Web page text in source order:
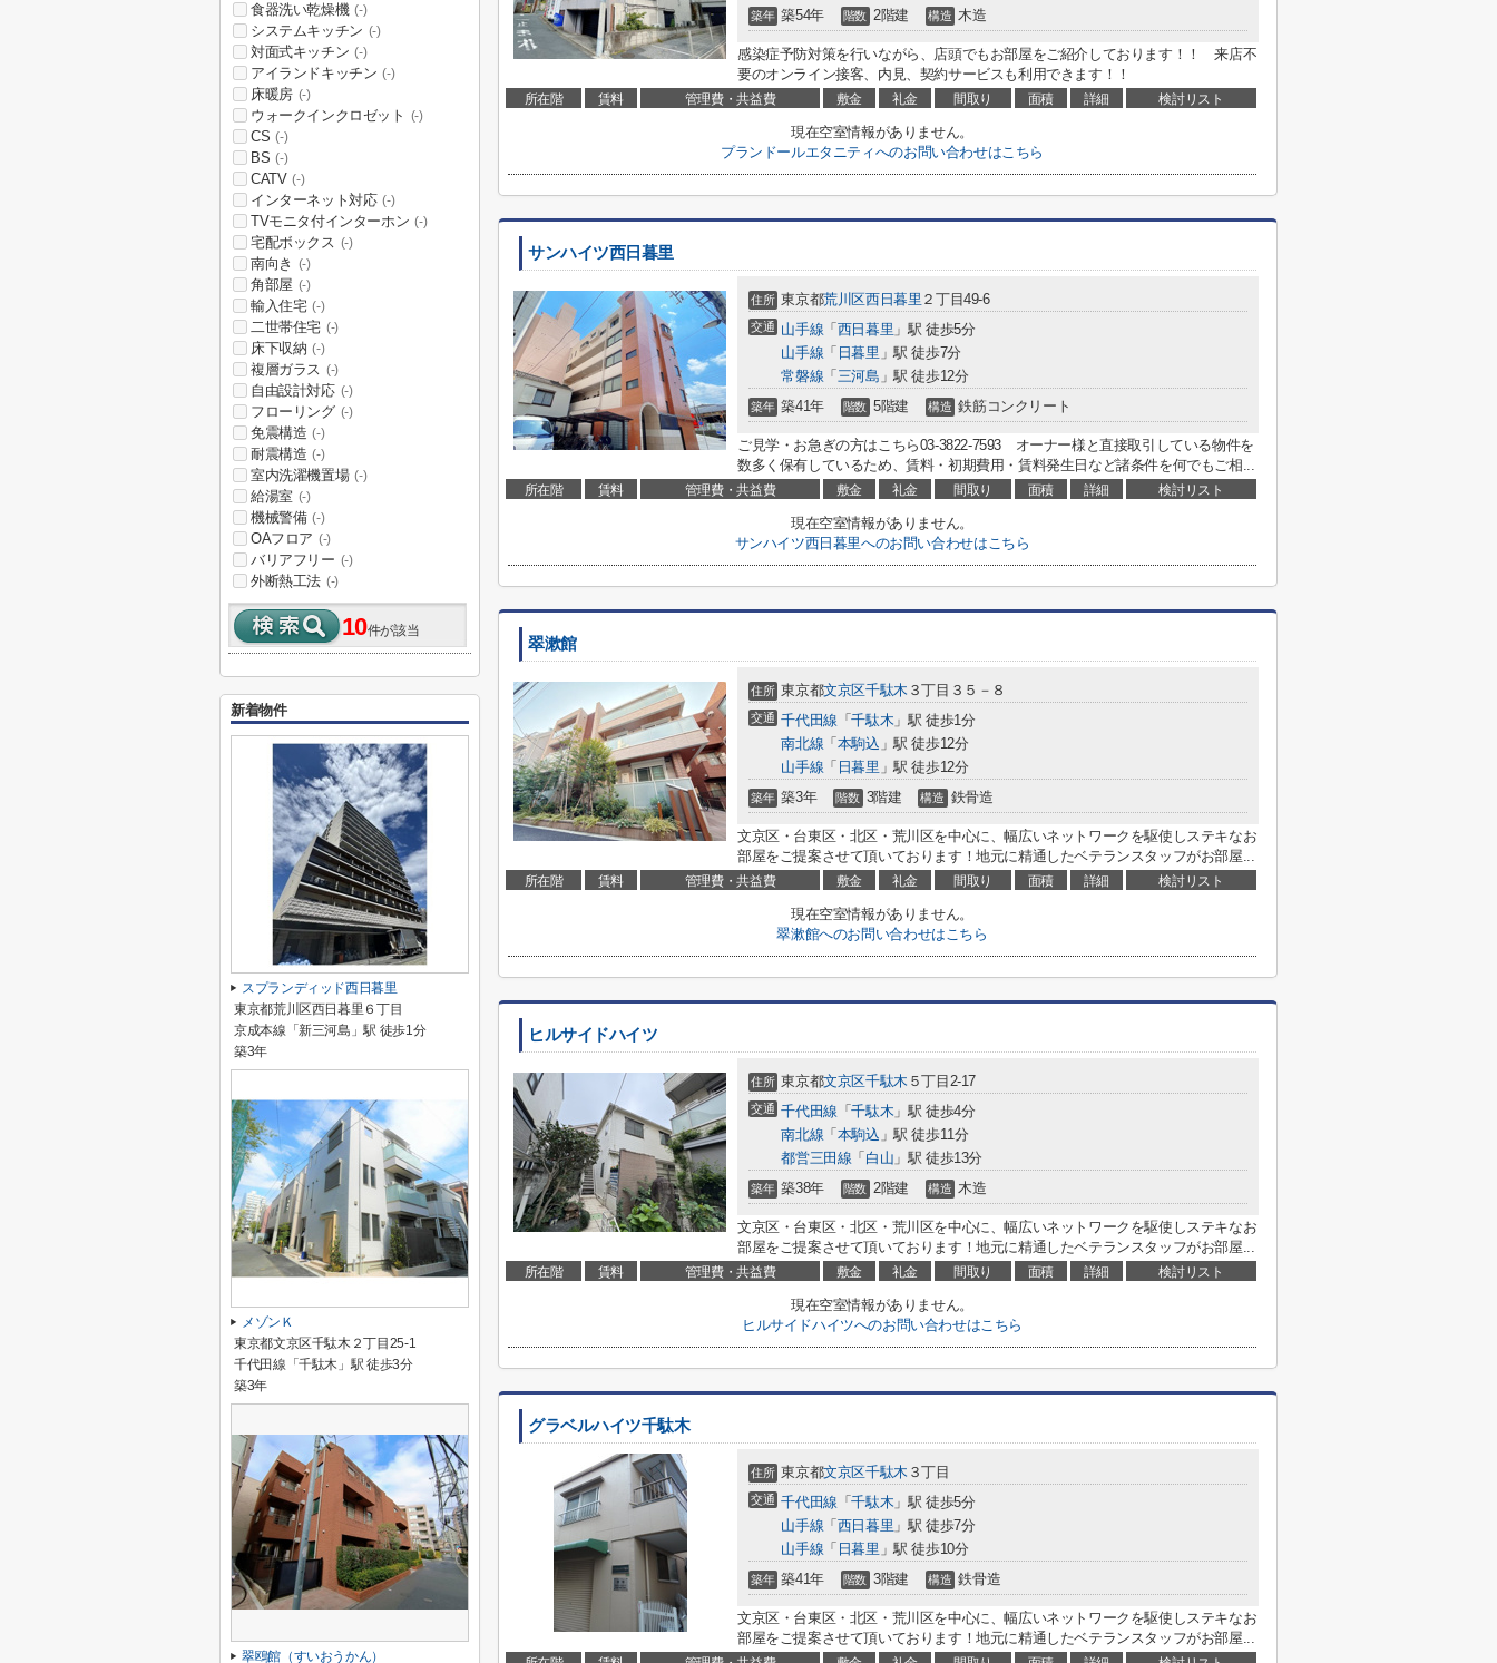
築年 築54年 階数 2階建 構造 木造
感染症予防対策を行いながら、店頭でもお部屋をご紹介しております！！ 来店不
要のオンライン接客、内見、契約サービスも利用できます！！
所在階 賃料 管理費・共益費 敷金 礼金 間取り 面積 詳細 検討リスト
現在空室情報がありません。
プランドールエタニティへのお問い合わせはこちら
サンハイツ西日暮里
住所 東京都荒川区西日暮里 ２丁目49-6
交通 山手線 「 西日暮里 」駅 徒歩5分
山手線 「 日暮里 」駅 徒歩7分
常磐線 「 三河島 」駅 徒歩12分
築年 築41年 階数 5階建 構造 鉄筋コンクリート
ご見学・お急ぎの方はこちら03-3822-7593 オーナー様と直接取引している物件を
数多く保有しているため、賃料・初期費用・賃料発生日など諸条件を何でもご相...
所在階 賃料 管理費・共益費 敷金 礼金 間取り 面積 詳細 検討リスト
現在空室情報がありません。
サンハイツ西日暮里へのお問い合わせはこちら
翠漱館
住所 東京都文京区千駄木 ３丁目３５－８
交通 千代田線 「千駄木 」駅 徒歩1分
南北線 「 本駒込 」駅 徒歩12分
山手線 「 日暮里 」駅 徒歩12分
築年 築3年 階数 3階建 構造 鉄骨造
文京区・台東区・北区・荒川区を中心に、幅広いネットワークを駆使しステキなお
部屋をご提案させて頂いております！地元に精通したベテランスタッフがお部屋...
所在階 賃料 管理費・共益費 敷金 礼金 間取り 面積 詳細 検討リスト
現在空室情報がありません。
翠漱館へのお問い合わせはこちら
ヒルサイドハイツ
住所 東京都文京区千駄木 ５丁目2-17
交通 千代田線 「千駄木 」駅 徒歩4分
南北線 「 本駒込 」駅 徒歩11分
都営三田線 「 白山 」駅 徒歩13分
築年 築38年 階数 2階建 構造 木造
文京区・台東区・北区・荒川区を中心に、幅広いネットワークを駆使しステキなお
部屋をご提案させて頂いております！地元に精通したベテランスタッフがお部屋...
所在階 賃料 管理費・共益費 敷金 礼金 間取り 面積 詳細 検討リスト
現在空室情報がありません。
ヒルサイドハイツへのお問い合わせはこちら
グラベルハイツ千駄木
住所 東京都文京区千駄木 ３丁目
交通 千代田線 「千駄木 」駅 徒歩5分
山手線 「 西日暮里 」駅 徒歩7分
山手線 「 日暮里 」駅 徒歩10分
築年 築41年 階数 3階建 構造 鉄骨造
文京区・台東区・北区・荒川区を中心に、幅広いネットワークを駆使しステキなお
部屋をご提案させて頂いております！地元に精通したベテランスタッフがお部屋...
食器洗い乾燥機 (-)
システムキッチン (-)
対面式キッチン (-)
アイランドキッチン (-)
床暖房 (-)
ウォークインクロゼット (-)
CS (-)
BS (-)
CATV (-)
インターネット対応 (-)
TVモニタ付インターホン (-)
宅配ボックス (-)
南向き (-)
角部屋 (-)
輸入住宅 (-)
二世帯住宅 (-)
床下収納 (-)
複層ガラス (-)
自由設計対応 (-)
フローリング (-)
免震構造 (-)
耐震構造 (-)
室内洗濯機置場 (-)
給湯室 (-)
機械警備 (-)
OAフロア (-)
バリアフリー (-)
外断熱工法 (-)
10件が該当
新着物件
スプランディッド西日暮里
東京都荒川区西日暮里６丁目
京成本線「新三河島」駅 徒歩1分
築3年
メゾンＫ
東京都文京区千駄木２丁目25-1
千代田線「千駄木」駅 徒歩3分
築3年
翠鴎館（すいおうかん）